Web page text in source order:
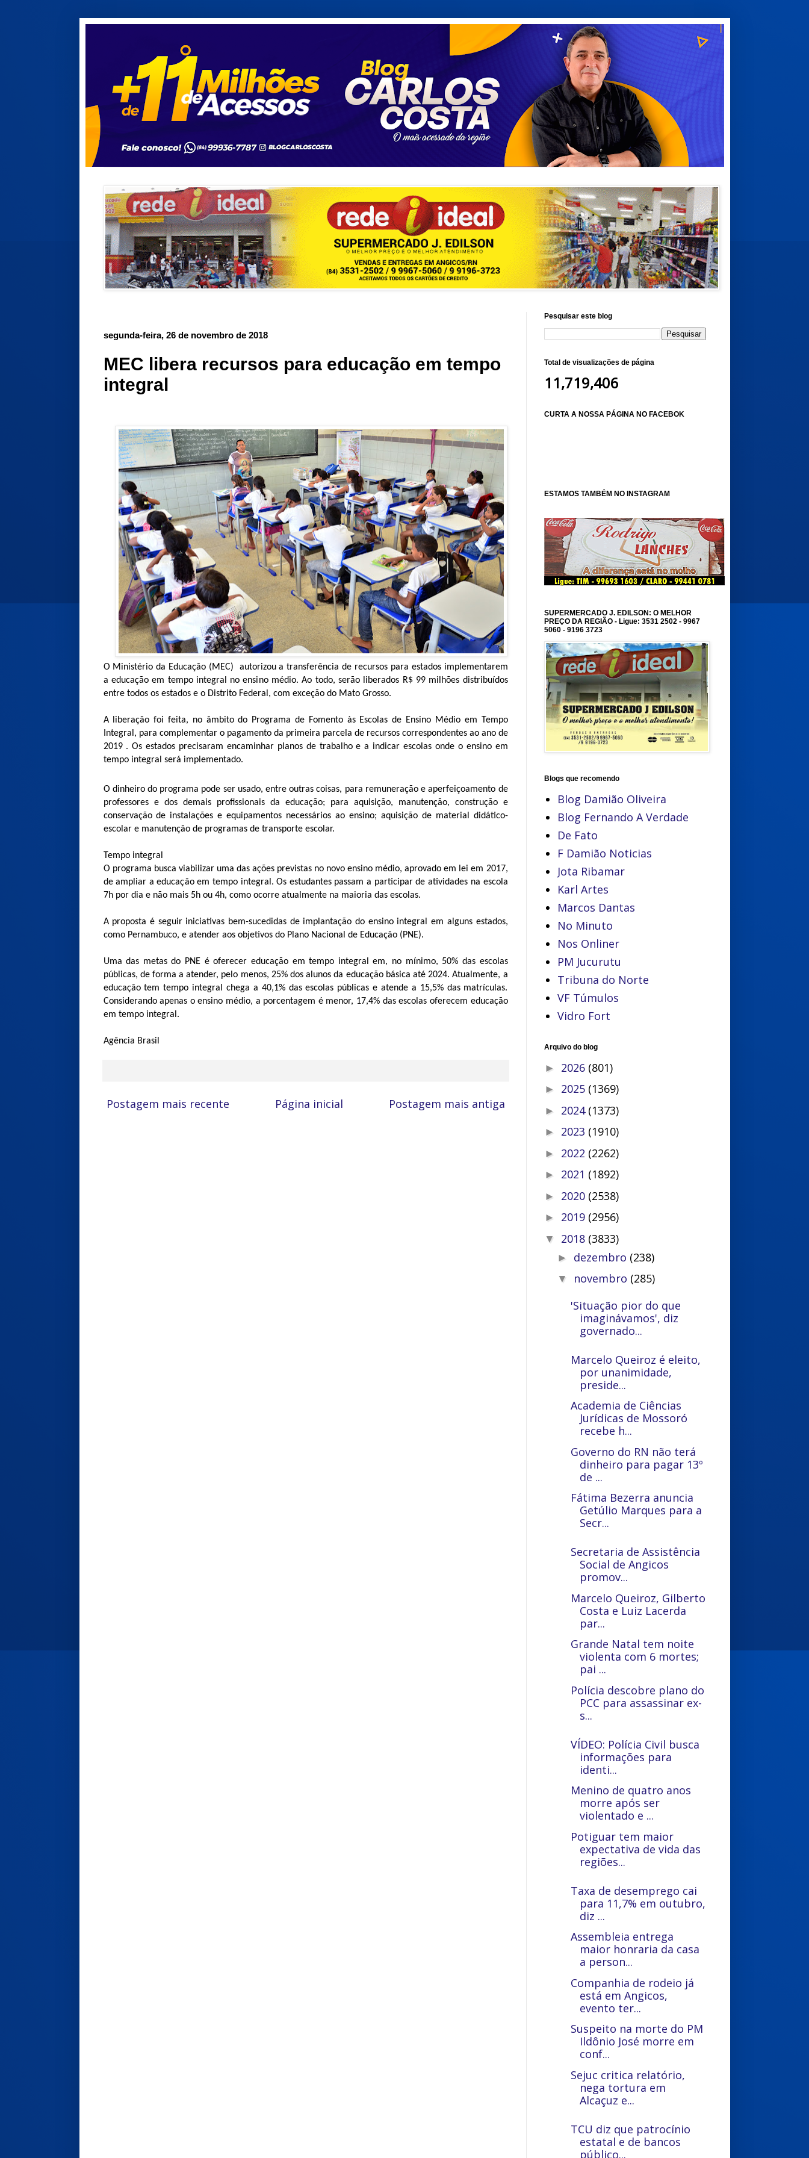
segunda-feira, 26 de novembro de 2018
MEC libera recursos para educação em tempo
integral
O Ministério da Educação (MEC)
autorizou a transferência de recursos para estados implementarem
a educação em tempo integral no ensino médio. Ao todo, serão liberados R$ 99 milhões distribuídos
entre todos os estados e o Distrito Federal, com exceção do Mato Grosso.
A liberação foi feita, no âmbito do Programa de Fomento às Escolas de Ensino Médio em Tempo
Integral, para complementar o pagamento da primeira parcela de recursos correspondentes ao ano de
2019 . Os estados precisaram encaminhar planos de trabalho e a indicar escolas onde o ensino em
tempo integral será implementado.
O dinheiro do programa pode ser usado, entre outras coisas, para remuneração e aperfeiçoamento de
professores e dos demais profissionais da educação; para aquisição, manutenção, construção e
conservação de instalações e equipamentos necessários ao ensino; aquisição de material didático-
escolar e manutenção de programas de transporte escolar.
Tempo integral
O programa busca viabilizar uma das ações previstas no novo ensino médio, aprovado em lei em 2017,
de ampliar a educação em tempo integral. Os estudantes passam a participar de atividades na escola
7h por dia e não mais 5h ou 4h, como ocorre atualmente na maioria das escolas.
A proposta é seguir iniciativas bem-sucedidas de implantação do ensino integral em alguns estados,
como Pernambuco, e atender aos objetivos do Plano Nacional de Educação (PNE).
Uma das metas do PNE é oferecer educação em tempo integral em, no mínimo, 50% das escolas
públicas, de forma a atender, pelo menos, 25% dos alunos da educação básica até 2024. Atualmente, a
educação tem tempo integral chega a 40,1% das escolas públicas e atende a 15,5% das matrículas.
Considerando apenas o ensino médio, a porcentagem é menor, 17,4% das escolas oferecem educação
em tempo integral.
Agência Brasil
Postagem mais recente Postagem mais antiga
Página inicial
Pesquisar este blog
Total de visualizações de página
11,719,406
CURTA A NOSSA PÁGINA NO FACEBOK
ESTAMOS TAMBÉM NO INSTAGRAM
SUPERMERCADO J. EDILSON: O MELHOR
PREÇO DA REGIÃO - Ligue: 3531 2502 - 9967
5060 - 9196 3723
Blogs que recomendo
Blog Damião Oliveira
Blog Fernando A Verdade
De Fato
F Damião Noticias
Jota Ribamar
Karl Artes
Marcos Dantas
No Minuto
Nos Onliner
PM Jucurutu
Tribuna do Norte
VF Túmulos
Vidro Fort
Arquivo do blog
► 2026 (801)
► 2025 (1369)
► 2024 (1373)
► 2023 (1910)
► 2022 (2262)
► 2021 (1892)
► 2020 (2538)
► 2019 (2956)
▼ 2018 (3833)
► dezembro (238)
▼ novembro (285)
'Situação pior do que
imaginávamos', diz
governado...
Marcelo Queiroz é eleito,
por unanimidade,
preside...
Academia de Ciências
Jurídicas de Mossoró
recebe h...
Governo do RN não terá
dinheiro para pagar 13º
de ...
Fátima Bezerra anuncia
Getúlio Marques para a
Secr...
Secretaria de Assistência
Social de Angicos
promov...
Marcelo Queiroz, Gilberto
Costa e Luiz Lacerda
par...
Grande Natal tem noite
violenta com 6 mortes;
pai ...
Polícia descobre plano do
PCC para assassinar ex-
s...
VÍDEO: Polícia Civil busca
informações para
identi...
Menino de quatro anos
morre após ser
violentado e ...
Potiguar tem maior
expectativa de vida das
regiões...
Taxa de desemprego cai
para 11,7% em outubro,
diz ...
Assembleia entrega
maior honraria da casa
a person...
Companhia de rodeio já
está em Angicos,
evento ter...
Suspeito na morte do PM
Ildônio José morre em
conf...
Sejuc critica relatório,
nega tortura em
Alcaçuz e...
TCU diz que patrocínio
estatal e de bancos
público...